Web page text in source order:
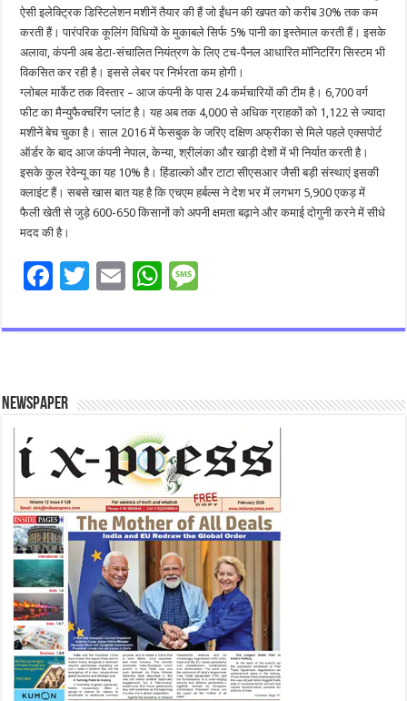
ऐसी इलेक्ट्रिक डिस्टिलेशन मशीनें तैयार की हैं जो ईंधन की खपत को करीब 30% तक कम
करती हैं। पारंपरिक कूलिंग विधियों के मुकाबले सिर्फ 5% पानी का इस्‍तेमाल करती हैं। इसके
अलावा, कंपनी अब डेटा-संचालित नियंत्रण के लिए टच-पैनल आधारित मॉनिटरिंग सिस्टम भी
विकसित कर रही है। इससे लेबर पर निर्भरता कम होगी।
ग्‍लोबल मार्केट तक विस्‍तार – आज कंपनी के पास 24 कर्मचारियों की टीम है। 6,700 वर्ग
फीट का मैन्युफैक्चरिंग प्लांट है। यह अब तक 4,000 से अधिक ग्राहकों को 1,122 से ज्यादा
मशीनें बेच चुका है। साल 2016 में फेसबुक के जरिए दक्षिण अफ्रीका से मिले पहले एक्सपोर्ट
ऑर्डर के बाद आज कंपनी नेपाल, केन्या, श्रीलंका और खाड़ी देशों में भी निर्यात करती है।
इसके कुल रेवेन्‍यू का यह 10% है। हिंडाल्को और टाटा सीएसआर जैसी बड़ी संस्थाएं इसकी
क्‍लाइंट हैं। सबसे खास बात यह है कि एचएम हर्बल्स ने देश भर में लगभग 5,900 एकड़ में
फैली खेती से जुड़े 600-650 किसानों को अपनी क्षमता बढ़ाने और कमाई दोगुनी करने में सीधे
मदद की है।
F
e
o
k
T
tt
E
ai
W
at
p
p
sa
e
Newspaper